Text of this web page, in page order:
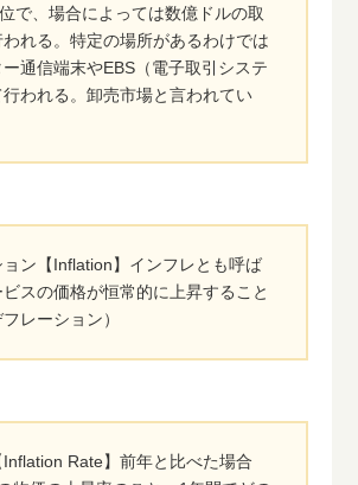
で、場合によっては数億ドルの取
れる。特定の場所があるわけでは
通信端末やEBS（電子取引システ
行われる。卸売市場と言われてい
ン【Inflation】インフレとも呼ば
スの価格が恒常的に上昇すること
レーション）
Rate】前年と比べた場合